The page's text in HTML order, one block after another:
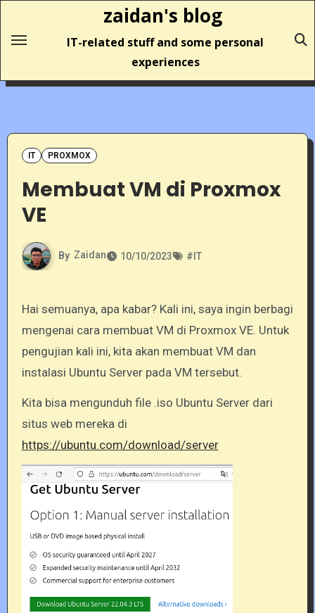
content
zaidan's blog
IT-related stuff and some personal
experiences
IT PROXMOX
Membuat VM di Proxmox
VE
By Zaidan 10/10/2023 # IT
Hai semuanya, apa kabar? Kali ini, saya ingin berbagi
mengenai cara membuat VM di Proxmox VE. Untuk
pengujian kali ini, kita akan membuat VM dan
instalasi Ubuntu Server pada VM tersebut.
Kita bisa mengunduh file .iso Ubuntu Server dari
situs web mereka di
https://ubuntu.com/download/server